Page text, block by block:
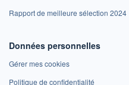
Rapport de meilleure sélection 2024
Données personnelles
Gérer mes cookies
Politique de confidentialité